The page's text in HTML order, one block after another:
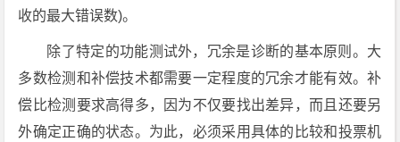
收的最大错误数)。
除了特定的功能测试外，冗余是诊断的基本原则。大
多数检测和补偿技术都需要一定程度的冗余才能有效。补
偿比检测要求高得多，因为不仅要找出差异，而且还要另
外确定正确的状态。为此，必须采用具体的比较和投票机